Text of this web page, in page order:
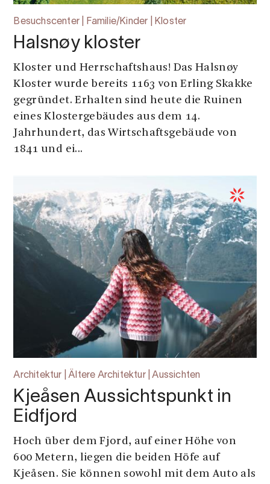
Besuchscenter | Familie/Kinder | Kloster
Halsnøy kloster
Kloster und Herrschaftshaus! Das Halsnøy
Kloster wurde bereits 1163 von Erling Skakke
gegründet. Erhalten sind heute die Ruinen
eines Klostergebäudes aus dem 14.
Jahrhundert, das Wirtschaftsgebäude von
1841 und ei...
Architektur | Ältere Architektur | Aussichten
Kjeåsen Aussichtspunkt in
Eidfjord
Hoch über dem Fjord, auf einer Höhe von
600 Metern, liegen die beiden Höfe auf
Kjeåsen. Sie können sowohl mit dem Auto als